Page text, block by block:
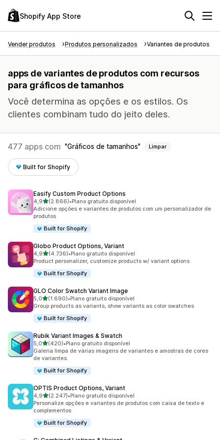
Shopify App Store
Vender produtos Produtos personalizados Variantes de produtos
apps de variantes de produtos com recursos
para gráficos de tamanhos
Você determina as opções e os estilos. Os
clientes combinam tudo do jeito deles.
477 apps com Gráficos de tamanhos Limpar
Built for Shopify
Easify Custom Product Options
4,9de 5 estrelas
(2.866)
2866 avaliações ao todo
•Plano gratuito disponível
Adicione opções e variantes de produtos com um personalizador de
produtos
Built for Shopify
Globo Product Options, Variant
4,9de 5 estrelas
(4.736)
4736 avaliações ao todo
•Plano gratuito disponível
Product personalizer, customize products w/ variant options
Built for Shopify
GLO Color Swatch Variant Image
5,0de 5 estrelas
(1.690)
1690 avaliações ao todo
•Plano gratuito disponível
Group products as variants, show variants as color swatches
Built for Shopify
Rubik Variant Images & Swatch
5,0de 5 estrelas
(420)
420 avaliações ao todo
•Plano gratuito disponível
Galeria limpa de várias imagens de variantes e amostras de cores
de variantes.
Built for Shopify
OPTIS Product Options, Variant
4,9de 5 estrelas
(2.247)
2247 avaliações ao todo
•Plano gratuito disponível
Personalize opções e variantes de produtos com caixa de texto e
complementos
Built for Shopify